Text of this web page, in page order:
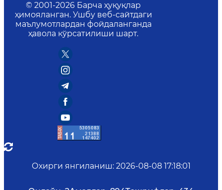
© 2001-2026 Барча ҳуқуқлар
ҳимояланган. Ушбу веб-сайтдаги
маълумотлардан фойдаланганда
ҳавола кўрсатилиши шарт.
Охирги янгиланиш: 2026-08-08 17:18:01